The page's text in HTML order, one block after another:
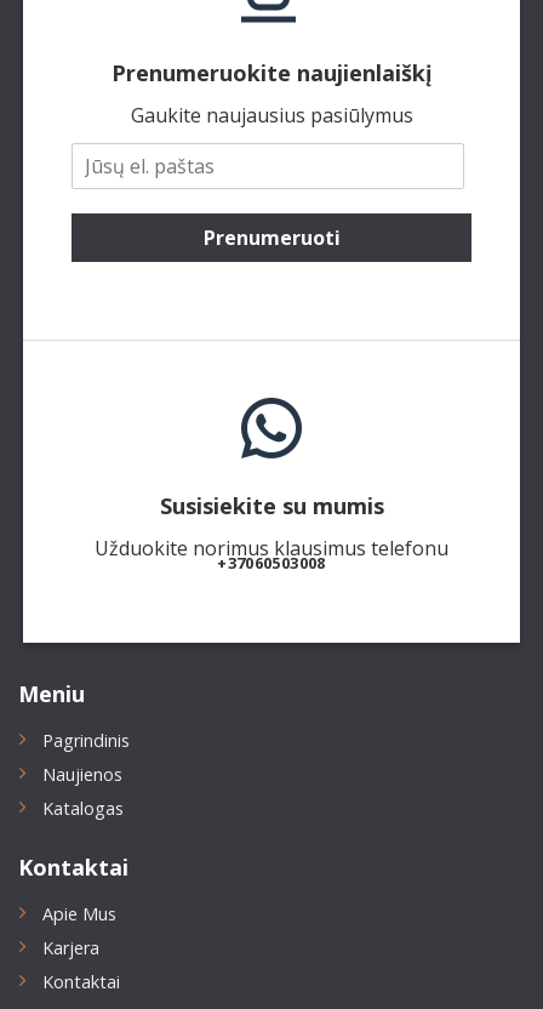
Prenumeruokite naujienlaiškį
Gaukite naujausius pasiūlymus
Prenumeruoti
Susisiekite su mumis
Užduokite norimus klausimus telefonu
+37060503008
Meniu
Pagrindinis
Naujienos
Katalogas
Kontaktai
Apie Mus
Karjera
Kontaktai